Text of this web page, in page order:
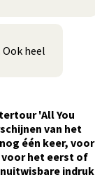
heel
'All You
van het
één keer, voor
het eerst of
indruk